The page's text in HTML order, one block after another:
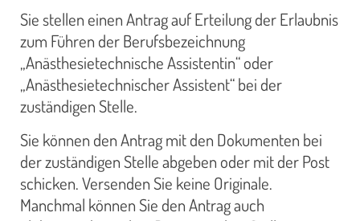
Sie stellen einen Antrag auf Erteilung der Erlaubnis
zum Führen der Berufsbezeichnung
„Anästhesietechnische Assistentin“ oder
„Anästhesietechnischer Assistent“ bei der
zuständigen Stelle.
Sie können den Antrag mit den Dokumenten bei
der zuständigen Stelle abgeben oder mit der Post
schicken. Versenden Sie keine Originale.
Manchmal können Sie den Antrag auch